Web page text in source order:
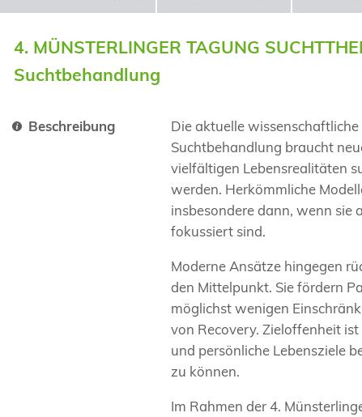
4. MÜNSTERLINGER TAGUNG
Suchtbehandlung
Beschreibung
Die aktuelle
Suchtbehandlung braucht
vielfältigen Lebensrealitäten
werden. Herkömmliche
insbesondere dann, wenn sie
fokussiert sind.
Moderne Ansätze hingegen
den Mittelpunkt. Sie fördern
möglichst wenigen
von Recovery. Zieloffenheit
und persönliche Lebensziele
zu können.
Im Rahmen der 4.